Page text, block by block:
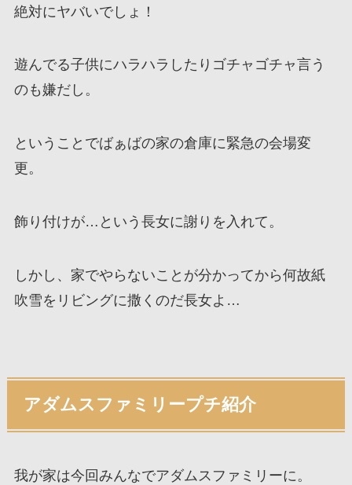
絶対にヤバいでしょ！
遊んでる子供にハラハラしたりゴチャゴチャ言う
のも嫌だし。
ということでばぁばの家の倉庫に緊急の会場変
更。
飾り付けが…という長女に謝りを入れて。
しかし、家でやらないことが分かってから何故紙
吹雪をリビングに撒くのだ長女よ…
アダムスファミリープチ紹介
我が家は今回みんなでアダムスファミリーに。